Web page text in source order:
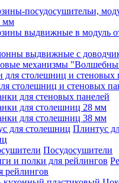
посудосушительи,
мм
выдвижные в модуль
выдвижные с
механизмы
столешниц и стеновых
для стеновых панелей
для столешниц 28 мм
для столешниц 38 мм
Плинтус
Посудосушители
рейлингов